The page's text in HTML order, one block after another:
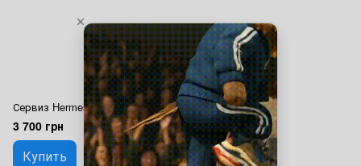
Сервиз Hermes
3 700 грн
Купить
Сервиз Hermes
3 700 грн
Купить